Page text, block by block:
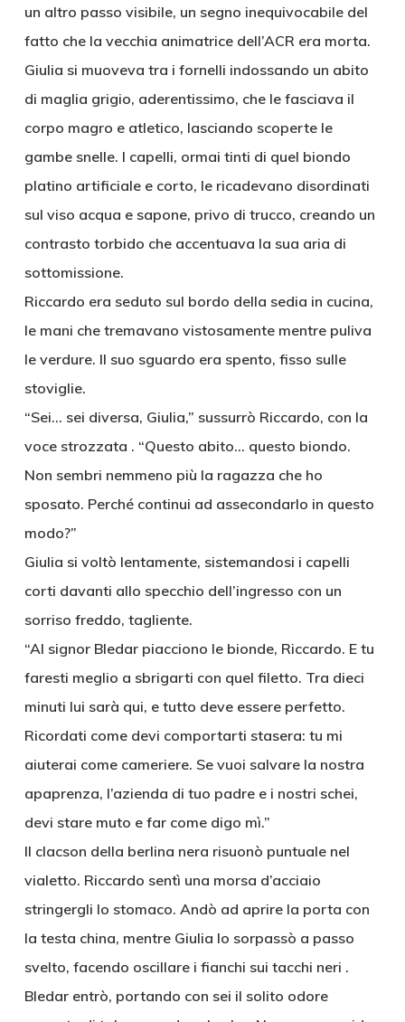
un altro passo visibile, un segno inequivocabile del
fatto che la vecchia animatrice dell’ACR era morta.
Giulia si muoveva tra i fornelli indossando un abito
di maglia grigio, aderentissimo, che le fasciava il
corpo magro e atletico, lasciando scoperte le
gambe snelle. I capelli, ormai tinti di quel biondo
platino artificiale e corto, le ricadevano disordinati
sul viso acqua e sapone, privo di trucco, creando un
contrasto torbido che accentuava la sua aria di
sottomissione.
Riccardo era seduto sul bordo della sedia in cucina,
le mani che tremavano vistosamente mentre puliva
le verdure. Il suo sguardo era spento, fisso sulle
stoviglie.
“Sei… sei diversa, Giulia,” sussurrò Riccardo, con la
voce strozzata . “Questo abito… questo biondo.
Non sembri nemmeno più la ragazza che ho
sposato. Perché continui ad assecondarlo in questo
modo?”
Giulia si voltò lentamente, sistemandosi i capelli
corti davanti allo specchio dell’ingresso con un
sorriso freddo, tagliente.
“Al signor Bledar piacciono le bionde, Riccardo. E tu
faresti meglio a sbrigarti con quel filetto. Tra dieci
minuti lui sarà qui, e tutto deve essere perfetto.
Ricordati come devi comportarti stasera: tu mi
aiuterai come cameriere. Se vuoi salvare la nostra
apaprenza, l’azienda di tuo padre e i nostri schei,
devi stare muto e far come digo mì.”
Il clacson della berlina nera risuonò puntuale nel
vialetto. Riccardo sentì una morsa d’acciaio
stringergli lo stomaco. Andò ad aprire la porta con
la testa china, mentre Giulia lo sorpassò a passo
svelto, facendo oscillare i fianchi sui tacchi neri .
Bledar entrò, portando con sei il solito odore